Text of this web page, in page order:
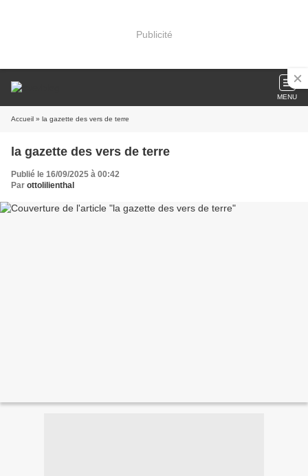
Publicité
MENU
Accueil » la gazette des vers de terre
la gazette des vers de terre
Publié le 16/09/2025 à 00:42
Par ottolilienthal